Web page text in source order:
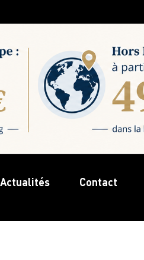
Actualités Contact